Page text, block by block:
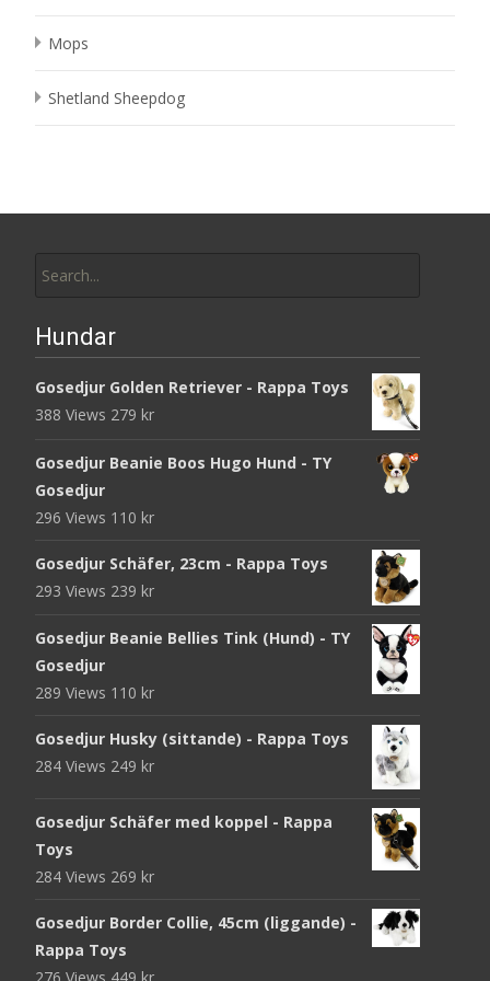
Mops
Shetland Sheepdog
for:
Hundar
Gosedjur Golden Retriever - Rappa Toys
388 Views 279 kr
Gosedjur Beanie Boos Hugo Hund - TY
Gosedjur
296 Views 110 kr
Gosedjur Schäfer, 23cm - Rappa Toys
293 Views 239 kr
Gosedjur Beanie Bellies Tink (Hund) - TY
Gosedjur
289 Views 110 kr
Gosedjur Husky (sittande) - Rappa Toys
284 Views 249 kr
Gosedjur Schäfer med koppel - Rappa
Toys
284 Views 269 kr
Gosedjur Border Collie, 45cm (liggande) -
Rappa Toys